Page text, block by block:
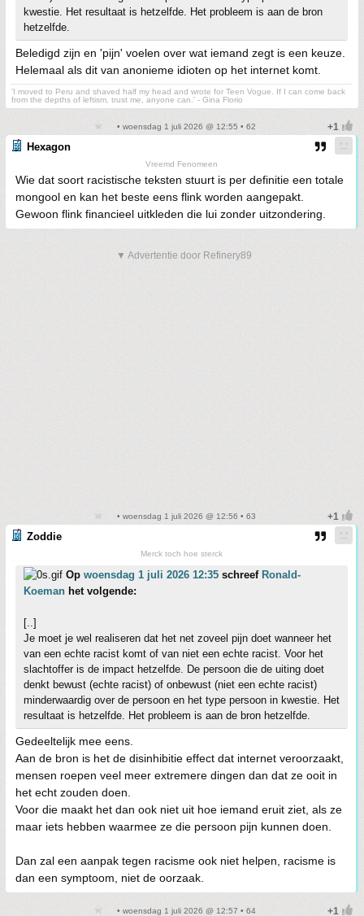
kwestie. Het resultaat is hetzelfde. Het probleem is aan de bron
hetzelfde.
Beledigd zijn en 'pijn' voelen over wat iemand zegt is een keuze.
Helemaal als dit van anonieme idioten op het internet komt.
'I moved to Peru and shaved half my head and wrote for Teen Vogue. If I can come back
from the depths of leftism, trust me, anyone can.' - Gina Florio
• woensdag 1 juli 2026 @ 12:55 • 62
Hexagon
Vreemd Fenomeen
Wie dat soort racistische teksten stuurt is per definitie een totale
mongool en kan het beste eens flink worden aangepakt.
Gewoon flink financieel uitkleden die lui zonder uitzondering.
▼ Advertentie door Refinery89
• woensdag 1 juli 2026 @ 12:56 • 63
Zoddie
Merck toch hoe sterck
Op woensdag 1 juli 2026 12:35 schreef Ronald-
Koeman het volgende:
[..]
Je moet je wel realiseren dat het net zoveel pijn doet wanneer het
van een echte racist komt of van niet een echte racist. Voor het
slachtoffer is de impact hetzelfde. De persoon die de uiting doet
denkt bewust (echte racist) of onbewust (niet een echte racist)
minderwaardig over de persoon en het type persoon in kwestie. Het
resultaat is hetzelfde. Het probleem is aan de bron hetzelfde.
Gedeeltelijk mee eens.
Aan de bron is het de disinhibitie effect dat internet veroorzaakt,
mensen roepen veel meer extremere dingen dan dat ze ooit in
het echt zouden doen.
Voor die maakt het dan ook niet uit hoe iemand eruit ziet, als ze
maar iets hebben waarmee ze die persoon pijn kunnen doen.
Dan zal een aanpak tegen racisme ook niet helpen, racisme is
dan een symptoom, niet de oorzaak.
• woensdag 1 juli 2026 @ 12:57 • 64